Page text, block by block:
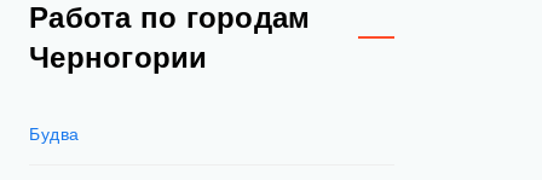
Работа по городам
Черногории
Будва